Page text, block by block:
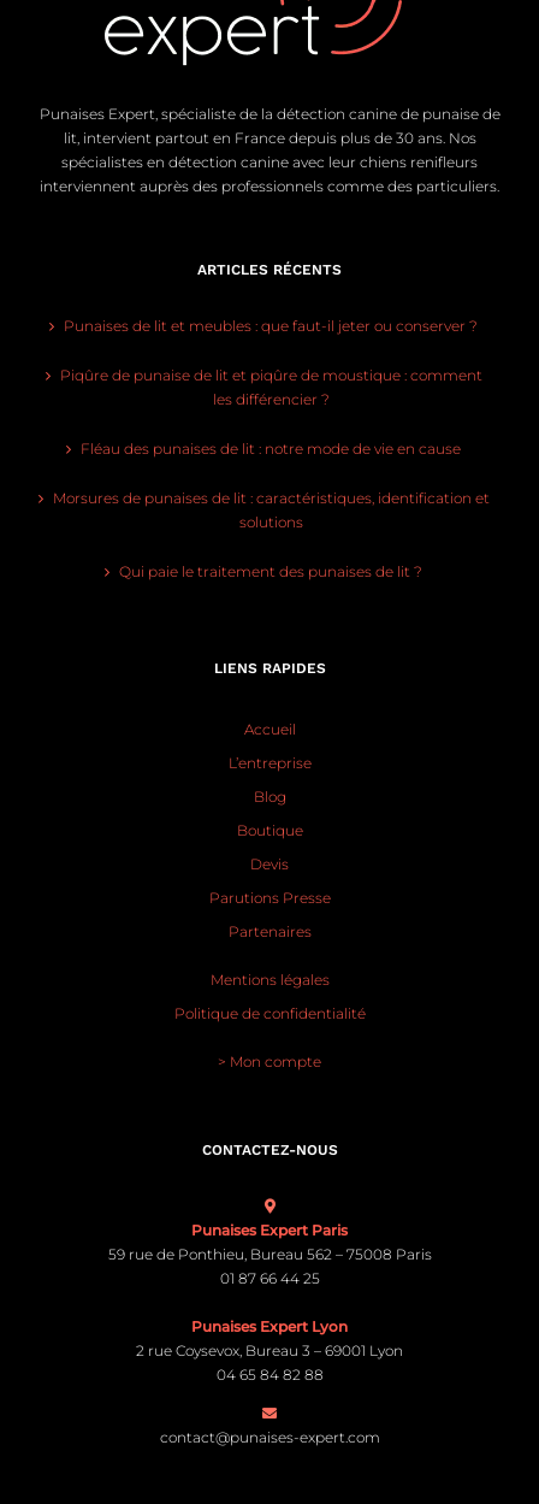
Punaises Expert, spécialiste de la détection canine de punaise de
lit, intervient partout en France depuis plus de 30 ans. Nos
spécialistes en détection canine avec leur chiens renifleurs
interviennent auprès des professionnels comme des particuliers.
ARTICLES RÉCENTS
Punaises de lit et meubles : que faut-il jeter ou conserver ?
Piqûre de punaise de lit et piqûre de moustique : comment
les différencier ?
Fléau des punaises de lit : notre mode de vie en cause
Morsures de punaises de lit : caractéristiques, identification et
solutions
Qui paie le traitement des punaises de lit ?
LIENS RAPIDES
Accueil
L’entreprise
Blog
Boutique
Devis
Parutions Presse
Partenaires
Mentions légales
Politique de confidentialité
> Mon compte
CONTACTEZ-NOUS
Punaises Expert Paris
59 rue de Ponthieu, Bureau 562 – 75008 Paris
01 87 66 44 25
Punaises Expert Lyon
2 rue Coysevox, Bureau 3 – 69001 Lyon
04 65 84 82 88
contact@punaises-expert.com